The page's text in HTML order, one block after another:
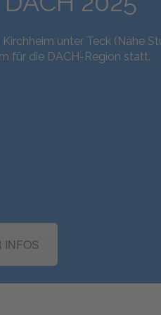
unter Teck (Nähe
für die DACH-Region statt.
INFOS